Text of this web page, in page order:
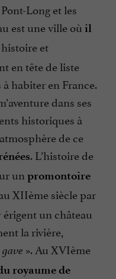
Long et les
est une ville où il
et
en tête de liste
habiter en France.
dans ses
historiques à
de ce
. L’histoire de
un promontoire
XIIème siècle par
un château
la rivière,
gave ». Au XVIème
royaume de